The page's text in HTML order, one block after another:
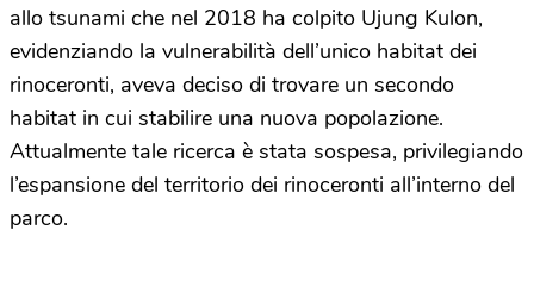
allo tsunami che nel 2018 ha colpito Ujung Kulon,
evidenziando la vulnerabilità dell’unico habitat dei
rinoceronti, aveva deciso di trovare un secondo
habitat in cui stabilire una nuova popolazione.
Attualmente tale ricerca è stata sospesa, privilegiando
l’espansione del territorio dei rinoceronti all’interno del
parco.